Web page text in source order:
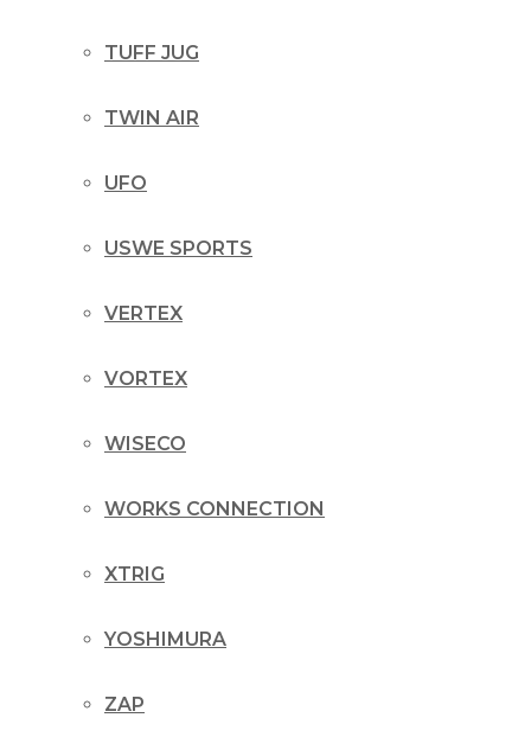
TUFF JUG
TWIN AIR
UFO
USWE SPORTS
VERTEX
VORTEX
WISECO
WORKS CONNECTION
XTRIG
YOSHIMURA
ZAP